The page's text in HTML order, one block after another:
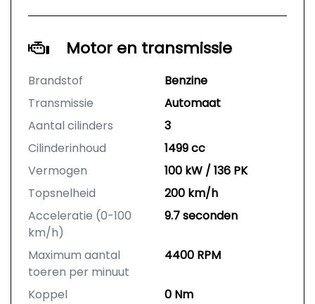
Motor en transmissie
Brandstof
Benzine
Transmissie
Automaat
Aantal cilinders
3
Cilinderinhoud
1499 cc
Vermogen
100 kW / 136 PK
Topsnelheid
200 km/h
Acceleratie (0-100
km/h)
9.7 seconden
Maximum aantal
toeren per minuut
4400 RPM
Koppel
0 Nm